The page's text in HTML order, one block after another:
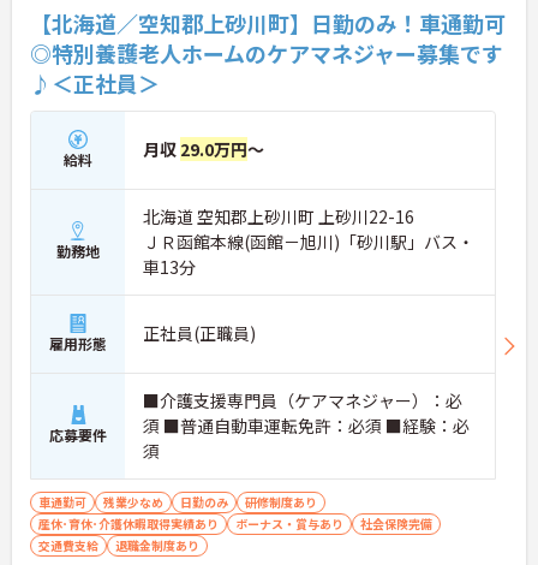
【北海道／空知郡上砂川町】日勤のみ！車通勤可
◎特別養護老人ホームのケアマネジャー募集です
♪＜正社員＞
給料 月収 29.0万円～
勤務地
北海道 空知郡上砂川町 上砂川22-16
ＪＲ函館本線(函館－旭川)「砂川駅」バス・
車13分
雇用形態 正社員(正職員)
応募要件
■介護支援専門員（ケアマネジャー）：必
須 ■普通自動車運転免許：必須 ■経験：必
須
車通勤可 残業少なめ 日勤のみ
研修制度あり
産休･育休･介護休暇取得実績あり
ボーナス・賞与あり
社会保険完備
交通費支給
退職金制度あり